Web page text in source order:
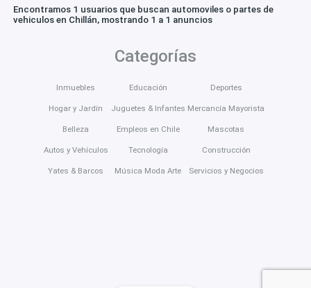
Encontramos 1 usuarios que buscan automoviles o partes de
vehiculos en Chillán, mostrando 1 a 1 anuncios
Categorías
Inmuebles
Hogar y Jardín
Belleza
Autos y Vehículos
Yates & Barcos
Educación
Juguetes & Infantes
Empleos en Chile
Tecnología
Música Moda Arte
Deportes
Mercancía Mayorista
Mascotas
Construcción
Servicios y Negocios